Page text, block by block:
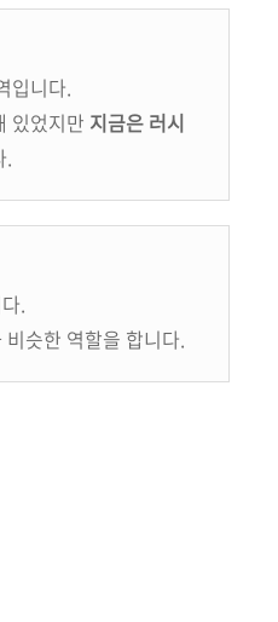
입니다.
있었지만 지금은 러시
.
.
슷한 역할을 합니다.